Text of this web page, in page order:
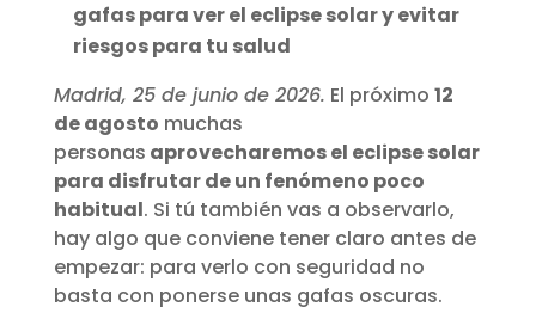
gafas para ver el eclipse solar y evitar
riesgos para tu salud
Madrid, 25 de junio de 2026. El próximo 12
de agosto muchas
personas aprovecharemos el eclipse solar
para disfrutar de un fenómeno poco
habitual. Si tú también vas a observarlo,
hay algo que conviene tener claro antes de
empezar: para verlo con seguridad no
basta con ponerse unas gafas oscuras.